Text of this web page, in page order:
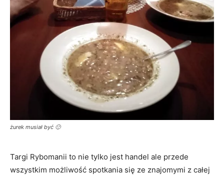
żurek musiał być 🙂
Targi Rybomanii to nie tylko jest handel ale przede
wszystkim możliwość spotkania się ze znajomymi z całej